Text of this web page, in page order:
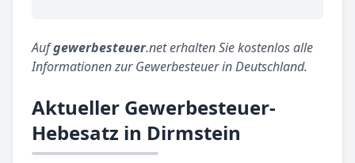
Aufgewerbesteuer.net erhalten Sie kostenlos alle
Informationen zur Gewerbesteuer in Deutschland.
Aktueller Gewerbesteuer-
Hebesatz in Dirmstein